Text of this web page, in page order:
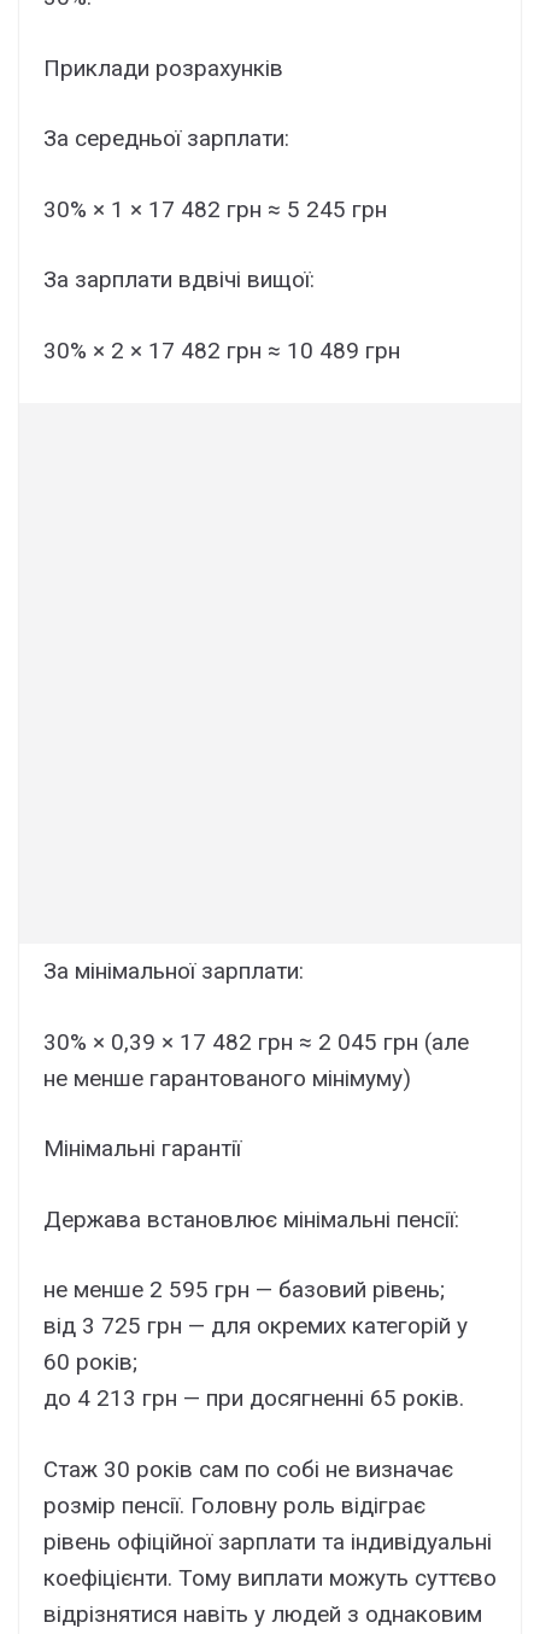
Приклади розрахунків
За середньої зарплати:
30% × 1 × 17 482 грн ≈ 5 245 грн
За зарплати вдвічі вищої:
30% × 2 × 17 482 грн ≈ 10 489 грн
За мінімальної зарплати:
30% × 0,39 × 17 482 грн ≈ 2 045 грн (але
не менше гарантованого мінімуму)
Мінімальні гарантії
Держава встановлює мінімальні пенсії:
не менше 2 595 грн — базовий рівень;
від 3 725 грн — для окремих категорій у
60 років;
до 4 213 грн — при досягненні 65 років.
Стаж 30 років сам по собі не визначає
розмір пенсії. Головну роль відіграє
рівень офіційної зарплати та індивідуальні
коефіцієнти. Тому виплати можуть суттєво
відрізнятися навіть у людей з однаковим